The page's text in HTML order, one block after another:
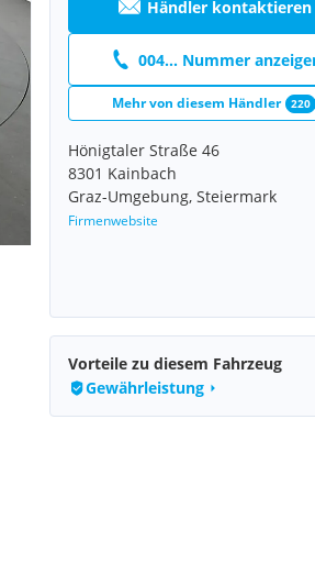
Händler kontaktieren
004... Nummer
Mehr von diesem Händler 220
Hönigtaler Straße 46
8301 Kainbach
Graz-Umgebung, Steiermark
Firmenwebsite
Vorteile zu diesem Fahrzeug
Gewährleistung